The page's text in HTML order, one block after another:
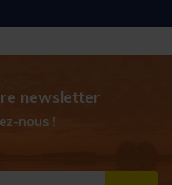
newsletter
nous !